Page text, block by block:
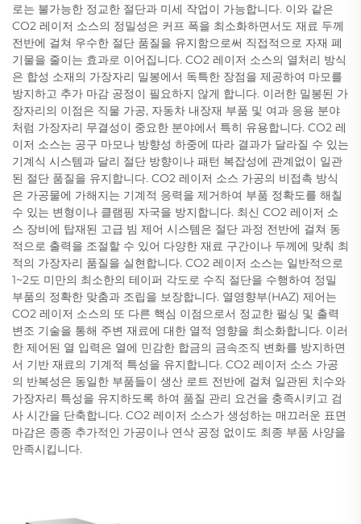
로는 불가능한 정교한 절단과 미세 작업이 가능합니다. 이와 같은
CO2 레이저 소스의 정밀성은 커프 폭을 최소화하면서도 재료 두께
전반에 걸쳐 우수한 절단 품질을 유지함으로써 직접적으로 자재 폐
기물을 줄이는 효과로 이어집니다. CO2 레이저 소스의 열처리 방식
은 합성 소재의 가장자리 밀봉에서 독특한 장점을 제공하여 마모를
방지하고 추가 마감 공정이 필요하지 않게 합니다. 이러한 밀봉된 가
장자리의 이점은 직물 가공, 자동차 내장재 부품 및 여과 응용 분야
처럼 가장자리 무결성이 중요한 분야에서 특히 유용합니다. CO2 레
이저 소스는 공구 마모나 방향성 하중에 따라 결과가 달라질 수 있는
기계식 시스템과 달리 절단 방향이나 패턴 복잡성에 관계없이 일관
된 절단 품질을 유지합니다. CO2 레이저 소스 가공의 비접촉 방식
은 가공물에 가해지는 기계적 응력을 제거하여 부품 정확도를 해칠
수 있는 변형이나 클램핑 자국을 방지합니다. 최신 CO2 레이저 소
스 장비에 탑재된 고급 빔 제어 시스템은 절단 과정 전반에 걸쳐 동
적으로 출력을 조절할 수 있어 다양한 재료 구간이나 두께에 맞춰 최
적의 가장자리 품질을 실현합니다. CO2 레이저 소스는 일반적으로
1~2도 미만의 최소한의 테이퍼 각도로 수직 절단을 수행하여 정밀
부품의 정확한 맞춤과 조립을 보장합니다. 열영향부(HAZ) 제어는
CO2 레이저 소스의 또 다른 핵심 이점으로서 정교한 펄싱 및 출력
변조 기술을 통해 주변 재료에 대한 열적 영향을 최소화합니다. 이러
한 제어된 열 입력은 열에 민감한 합금의 금속조직 변화를 방지하면
서 기반 재료의 기계적 특성을 유지합니다. CO2 레이저 소스 가공
의 반복성은 동일한 부품들이 생산 로트 전반에 걸쳐 일관된 치수와
가장자리 특성을 유지하도록 하여 품질 관리 요건을 충족시키고 검
사 시간을 단축합니다. CO2 레이저 소스가 생성하는 매끄러운 표면
마감은 종종 추가적인 가공이나 연삭 공정 없이도 최종 부품 사양을
만족시킵니다.